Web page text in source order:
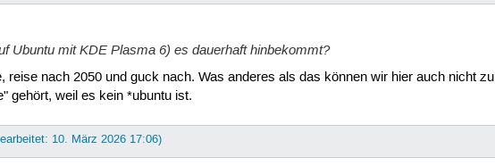
Ubuntu mit KDE Plasma 6) es dauerhaft hinbekommt?
reise nach 2050 und guck nach. Was anderes als das können wir hier auch nicht
gehört, weil es kein *ubuntu ist.
10. März 2026 17:06)